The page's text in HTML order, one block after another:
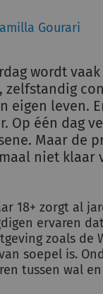
Gourari
wordt
zelfstandig
eigen leven.
Op één dag
Maar de
niet klaar
18+ zorgt al
ervaren
zoals de
soepel is.
tussen wal